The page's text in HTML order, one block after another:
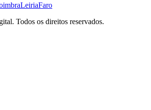
LeiriaFaro
Todos os direitos reservados.